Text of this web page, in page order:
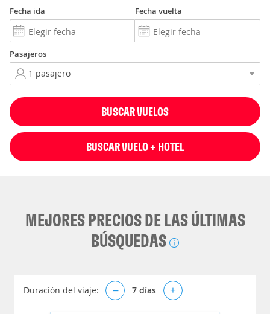
Fecha ida Fecha vuelta
Pasajeros
BUSCAR VUELOS
BUSCAR VUELO + HOTEL
MEJORES PRECIOS DE LAS ÚLTIMAS
BÚSQUEDAS
Duración del viaje: – 7 días +